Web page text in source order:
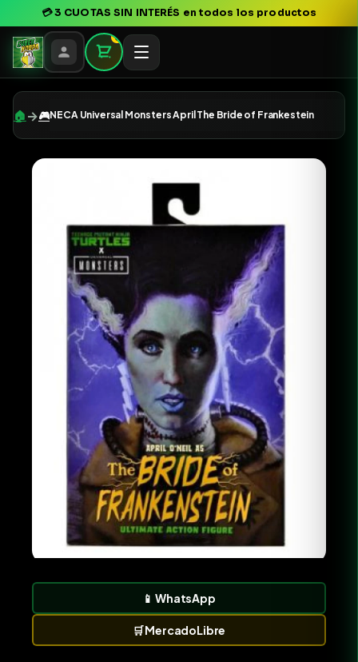
💳3 CUOTAS SIN INTERÉS en todos los productos
0
🏠 →🎮NECA Universal Monsters April The Bride of Frankestein
📱WhatsApp
🛒MercadoLibre